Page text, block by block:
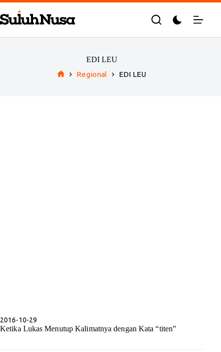
Skip
to
content
EDI LEU
Regional EDI LEU
2016-10-29
Ketika Lukas Menutup Kalimatnya dengan Kata “titen”